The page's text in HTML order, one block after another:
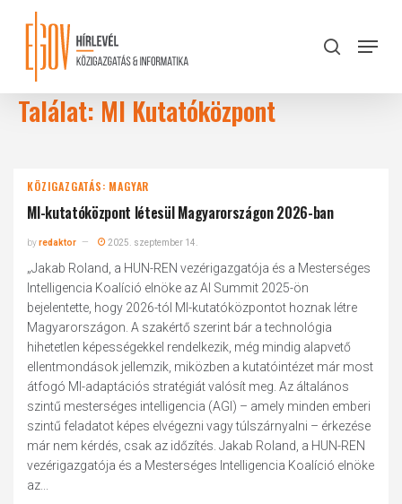
content
search
Menu
Találat: MI Kutatóközpont
KÖZIGAZGATÁS: MAGYAR
MI-kutatóközpont létesül Magyarországon 2026-ban
byredaktor 2025. szeptember 14.
„Jakab Roland, a HUN-REN vezérigazgatója és a Mesterséges
Intelligencia Koalíció elnöke az AI Summit 2025-ön
bejelentette, hogy 2026-tól MI-kutatóközpontot hoznak létre
Magyarországon. A szakértő szerint bár a technológia
hihetetlen képességekkel rendelkezik, még mindig alapvető
ellentmondások jellemzik, miközben a kutatóintézet már most
átfogó MI-adaptációs stratégiát valósít meg. Az általános
szintű mesterséges intelligencia (AGI) – amely minden emberi
szintű feladatot képes elvégezni vagy túlszárnyalni – érkezése
már nem kérdés, csak az időzítés. Jakab Roland, a HUN-REN
vezérigazgatója és a Mesterséges Intelligencia Koalíció elnöke
az...
Close